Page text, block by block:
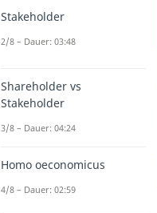
Stakeholder
2/8 – Dauer: 03:48
Shareholder vs
Stakeholder
3/8 – Dauer: 04:24
Homo oeconomicus
4/8 – Dauer: 02:59